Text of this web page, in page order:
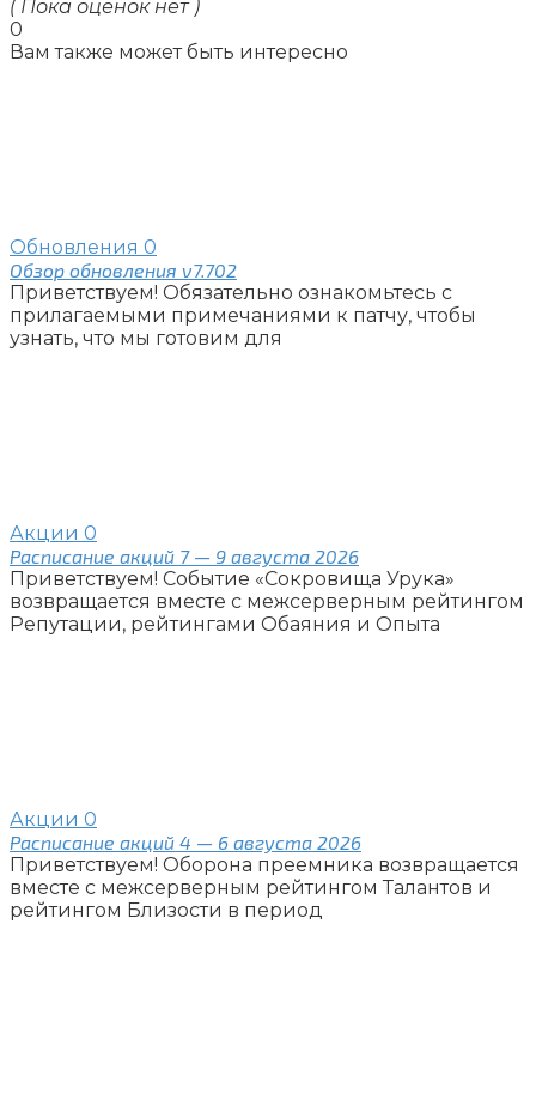
( Пока оценок нет )
0
Вам также может быть интересно
Обновления 0
Обзор обновления v7.702
Приветствуем! Обязательно ознакомьтесь с
прилагаемыми примечаниями к патчу, чтобы
узнать, что мы готовим для
Акции 0
Расписание акций 7 — 9 августа 2026
Приветствуем! Событие «Сокровища Урука»
возвращается вместе с межсерверным рейтингом
Репутации, рейтингами Обаяния и Опыта
Акции 0
Расписание акций 4 — 6 августа 2026
Приветствуем! Оборона преемника возвращается
вместе с межсерверным рейтингом Талантов и
рейтингом Близости в период